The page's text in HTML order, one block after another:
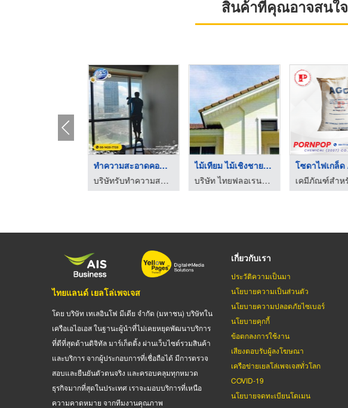
สินค้าที่คุณอาจสนใจ
วัสดุก่อสร้าง สกลนคร
แผ่น-ท่อคอนกรีต คอนกรีตผสมเสร็จ สกลนคร
รับติดตั้งเครื่องกรอ ...
ผู้ผลิตเครื่องกรองน้ำบาดาล
ไทยแลนด์ เยลโล่เพจเจส
โดย บริษัท เทเลอินโฟ มีเดีย จำกัด (มหาชน) บริษัทใน
เครือเอไอเอส ในฐานะผู้นำที่ไม่เคยหยุดพัฒนาบริการ
ที่ดีที่สุดด้านดิจิทัล มาร์เก็ตติ้ง ผ่านเว็บไซต์รวมสินค้า
และบริการ จากผู้ประกอบการที่เชื่อถือได้ มีการตรวจ
สอบและยืนยันตัวตนจริง และครอบคลุมทุกหมวด
ธุรกิจมากที่สุดในประเทศ เราจะมอบบริการที่เหนือ
ความคาดหมาย จากทีมงานคุณภาพ
เกี่ยวกับเรา
ประวัติความเป็นมา
นโยบายความเป็นส่วนตัว
นโยบายความปลอดภัยไซเบอร์
นโยบายคุกกี้
ข้อตกลงการใช้งาน
เสียงตอบรับผู้ลงโฆษณา
เครือข่ายเยลโล่เพจเจสทั่วโลก
COVID-19
นโยบายจดทะเบียนโดเมน